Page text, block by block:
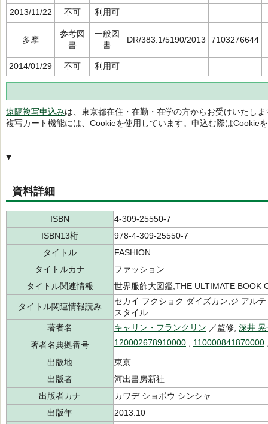
2013/11/22 不可 利用可
多摩
参考図
書
一般図
書
DR/383.1/5190/2013 7103276644
2014/01/29 不可 利用可
遠隔複写申込みは、東京都在住・在勤・在学の方からお受けいたしま
複写カート機能には、Cookieを使用しています。申込む際はCookie
資料詳細
ISBN
4-309-25550-7
ISBN13桁
978-4-309-25550-7
タイトル
FASHION
タイトルカナ
ファッション
タイトル関連情報
世界服飾大図鑑,THE ULTIMATE BOOK
タイトル関連情報読み
セカイ フクショク ダイズカン,ジ アル
スタイル
著者名
キャリン・フランクリン ／監修, 深井 晃
著者名典拠番号
120002678910000 110000841870000
出版地
東京
出版者
河出書房新社
出版者カナ
カワデ ショボウ シンシャ
出版年
2013.10